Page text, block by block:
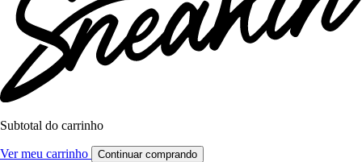
Subtotal do carrinho
Ver meu carrinho Continuar comprando